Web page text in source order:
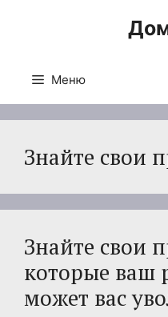
Меню
Знайте свои
Знайте свои
которые ваш
может вас